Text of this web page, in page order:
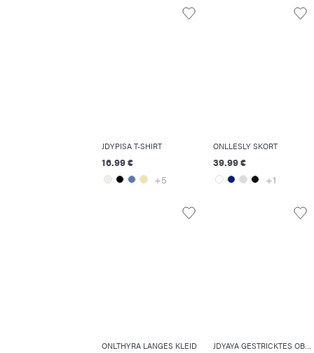
JDYPISA T-SHIRT
16.99 €
+5
ONLLESLY SKORT
39.99 €
+1
ONLTHYRA LANGES KLEID JDYAYA GESTRICKTES OBERTEIL